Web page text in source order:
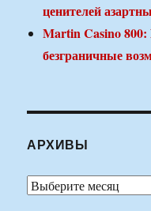
ценителей
Martin Casino
безграничные
АРХИВЫ
Архивы